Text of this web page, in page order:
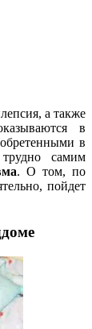
а также
в
в
самим
. О том, по
пойдет